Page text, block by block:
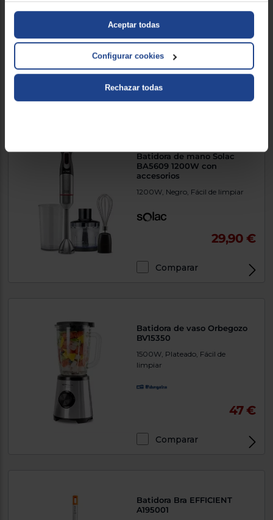
Aceptar todas
Configurar cookies
Rechazar todas
, Fácil de limpiar
27,90 €
Batidora de mano Solac
BA5609 1200W con
accesorios
1200W, Negro, Fácil de limpiar
29,90 €
Comparar
Batidora de vaso Orbegozo
BV15350
1500W, Plateado, Fácil de
limpiar
47 €
Comparar
Batidora Bra EFFICIENT
A195001